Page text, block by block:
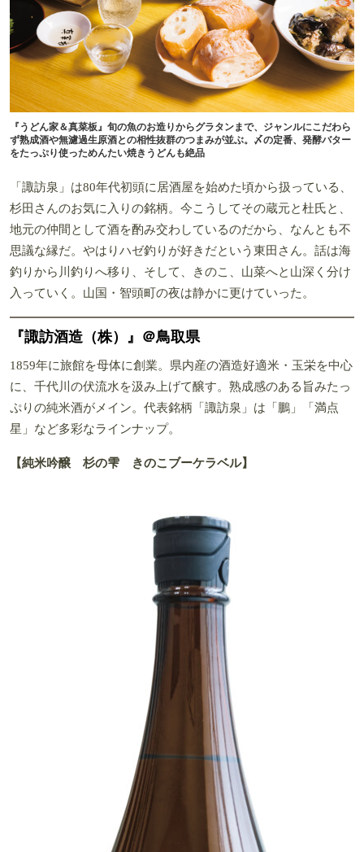
『うどん家＆真菜板』旬の魚のお造りからグラタンまで、ジャンルにこだわら
ず熟成酒や無濾過生原酒との相性抜群のつまみが並ぶ。〆の定番、発酵バター
をたっぷり使っためんたい焼きうどんも絶品
「諏訪泉」は80年代初頭に居酒屋を始めた頃から扱っている、
杉田さんのお気に入りの銘柄。今こうしてその蔵元と杜氏と、
地元の仲間として酒を酌み交わしているのだから、なんとも不
思議な縁だ。やはりハゼ釣りが好きだという東田さん。話は海
釣りから川釣りへ移り、そして、きのこ、山菜へと山深く分け
入っていく。山国・智頭町の夜は静かに更けていった。
『諏訪酒造（株）』＠鳥取県
1859年に旅館を母体に創業。県内産の酒造好適米・玉栄を中心
に、千代川の伏流水を汲み上げて醸す。熟成感のある旨みたっ
ぷりの純米酒がメイン。代表銘柄「諏訪泉」は「鵬」「満点
星」など多彩なラインナップ。
【純米吟醸 杉の雫 きのこブーケラベル】